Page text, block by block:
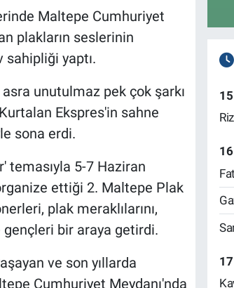
Maltepe Cumhuriyet
plakların seslerinin
yaptı.
unutulmaz pek çok şarkı
Ekspres'in sahne
sona erdi.
temasıyla 5-7 Haziran
ettiği 2. Maltepe Plak
plak meraklılarını,
gençleri bir araya getirdi.
ve son yıllarda
Cumhuriyet Meydanı'nda